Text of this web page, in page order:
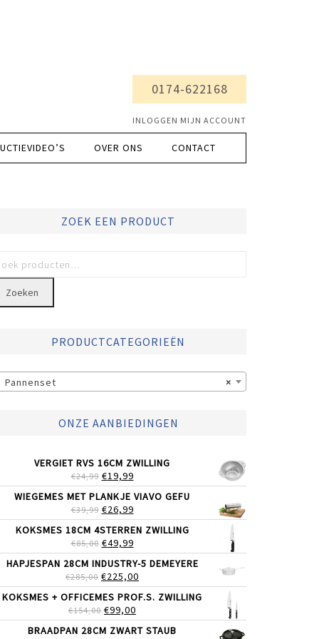
0174-622168
INLOGGEN MIJN ACCOUNT
OVER ONS CONTACT
ZOEK EEN PRODUCT
Zoeken
PRODUCTCATEGORIEËN
×
Pannenset
ONZE AANBIEDINGEN
VERGIET RVS 16CM ZWILLING
€24,99 OORSPRONKELIJKE
PRIJS
WAS:
€24,99.
€19,99HUIDIGE
PRIJS
IS:
€19,99.
WIEGEMES MET PLANKJE VIAVO GEFU
€39,99 OORSPRONKELIJKE
PRIJS
WAS:
€39,99.
€26,99HUIDIGE
PRIJS
IS:
€26,99.
KOKSMES 18CM 4STERREN ZWILLING
€85,00 OORSPRONKELIJKE
PRIJS
WAS:
€85,00.
€49,99HUIDIGE
PRIJS
IS:
€49,99.
HAPJESPAN 28CM INDUSTRY-5 DEMEYERE
€285,00 OORSPRONKELIJKE
PRIJS
WAS:
€285,00.
€225,00
PRIJS
IS:
KOKSMES + OFFICEMES PROF.S. ZWILLING
€154,00 OORSPRONKELIJKE
PRIJS
WAS:
€99,00
PRIJS
IS:
BRAADPAN 28CM ZWART STAUB